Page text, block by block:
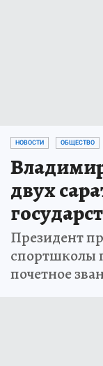
НОВОСТИ ОБЩЕСТВО
двух
Президент
спортшколы
почетное